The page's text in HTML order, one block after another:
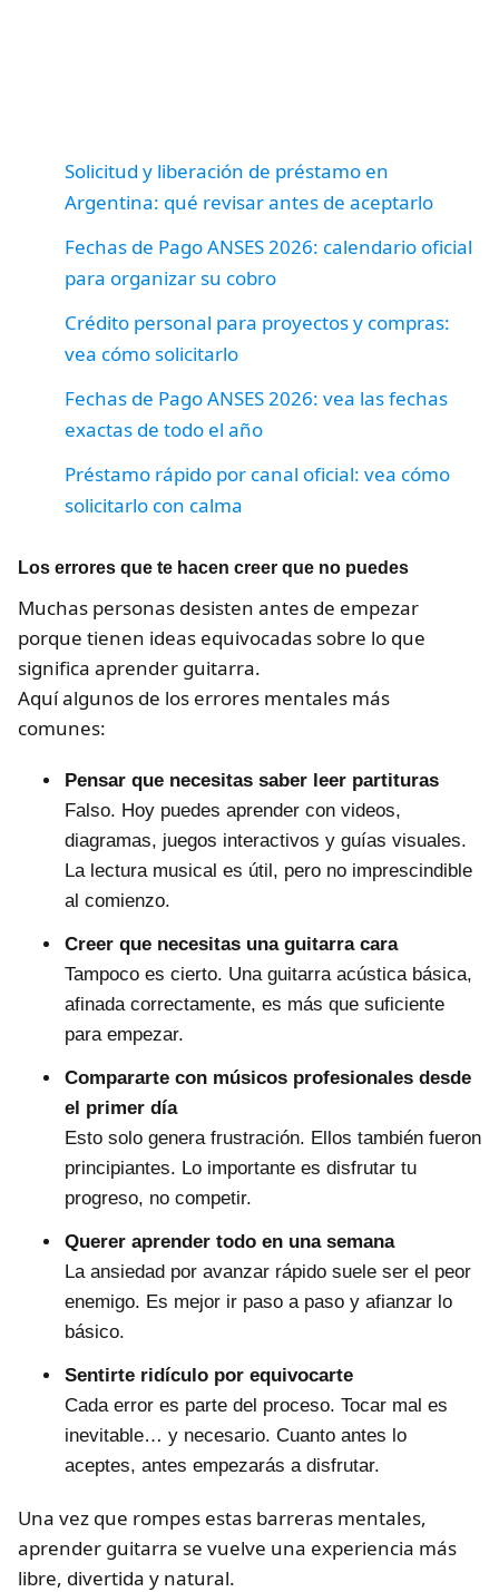
Solicitud y liberación de préstamo en
Argentina: qué revisar antes de aceptarlo
Fechas de Pago ANSES 2026: calendario oficial
para organizar su cobro
Crédito personal para proyectos y compras:
vea cómo solicitarlo
Fechas de Pago ANSES 2026: vea las fechas
exactas de todo el año
Préstamo rápido por canal oficial: vea cómo
solicitarlo con calma
Los errores que te hacen creer que no puedes
Muchas personas desisten antes de empezar
porque tienen ideas equivocadas sobre lo que
significa aprender guitarra.
Aquí algunos de los errores mentales más
comunes:
Pensar que necesitas saber leer partituras
Falso. Hoy puedes aprender con videos,
diagramas, juegos interactivos y guías visuales.
La lectura musical es útil, pero no imprescindible
al comienzo.
Creer que necesitas una guitarra cara
Tampoco es cierto. Una guitarra acústica básica,
afinada correctamente, es más que suficiente
para empezar.
Compararte con músicos profesionales desde
el primer día
Esto solo genera frustración. Ellos también fueron
principiantes. Lo importante es disfrutar tu
progreso, no competir.
Querer aprender todo en una semana
La ansiedad por avanzar rápido suele ser el peor
enemigo. Es mejor ir paso a paso y afianzar lo
básico.
Sentirte ridículo por equivocarte
Cada error es parte del proceso. Tocar mal es
inevitable… y necesario. Cuanto antes lo
aceptes, antes empezarás a disfrutar.
Una vez que rompes estas barreras mentales,
aprender guitarra se vuelve una experiencia más
libre, divertida y natural.